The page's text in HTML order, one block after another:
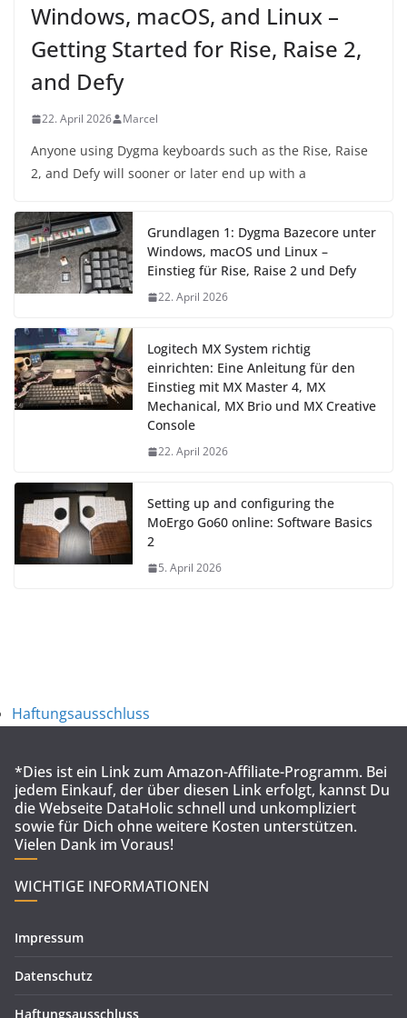
Windows, macOS, and Linux –
Getting Started for Rise, Raise 2,
and Defy
22. April 2026 Marcel
Anyone using Dygma keyboards such as the Rise, Raise
2, and Defy will sooner or later end up with a
Grundlagen 1: Dygma Bazecore unter
Windows, macOS und Linux –
Einstieg für Rise, Raise 2 und Defy
22. April 2026
Logitech MX System richtig
einrichten: Eine Anleitung für den
Einstieg mit MX Master 4, MX
Mechanical, MX Brio und MX Creative
Console
22. April 2026
Setting up and configuring the
MoErgo Go60 online: Software Basics
2
5. April 2026
Haftungsausschluss
*Dies ist ein Link zum Amazon-Affiliate-Programm. Bei
jedem Einkauf, der über diesen Link erfolgt, kannst Du
die Webseite DataHolic schnell und unkompliziert
sowie für Dich ohne weitere Kosten unterstützen.
Vielen Dank im Voraus!
WICHTIGE INFORMATIONEN
Impressum
Datenschutz
Haftungsausschluss